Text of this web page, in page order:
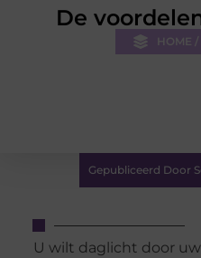
De
HOME
Gepubliceerd Door
U wilt daglicht door